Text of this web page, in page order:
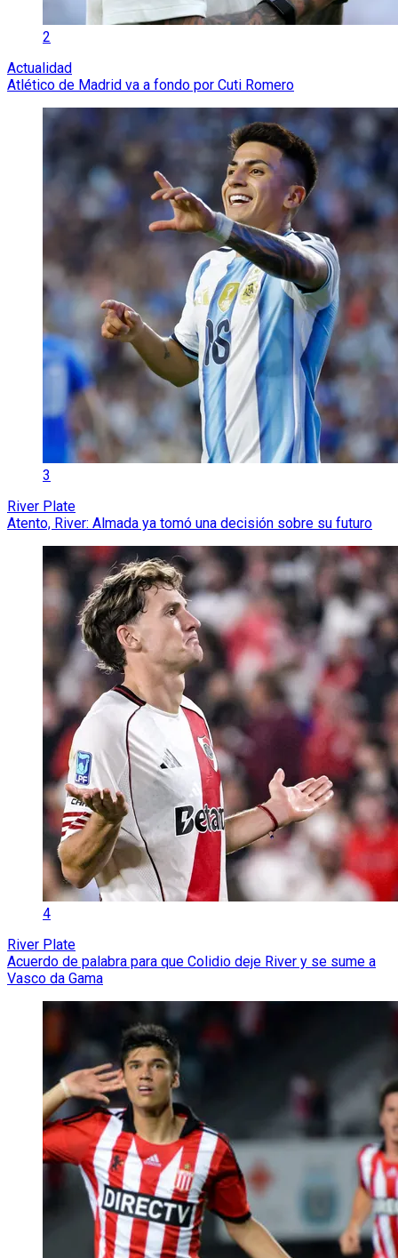
2
Actualidad
Atlético de Madrid va a fondo por Cuti Romero
3
River Plate
Atento, River: Almada ya tomó una decisión sobre su futuro
4
River Plate
Acuerdo de palabra para que Colidio deje River y se sume a
Vasco da Gama